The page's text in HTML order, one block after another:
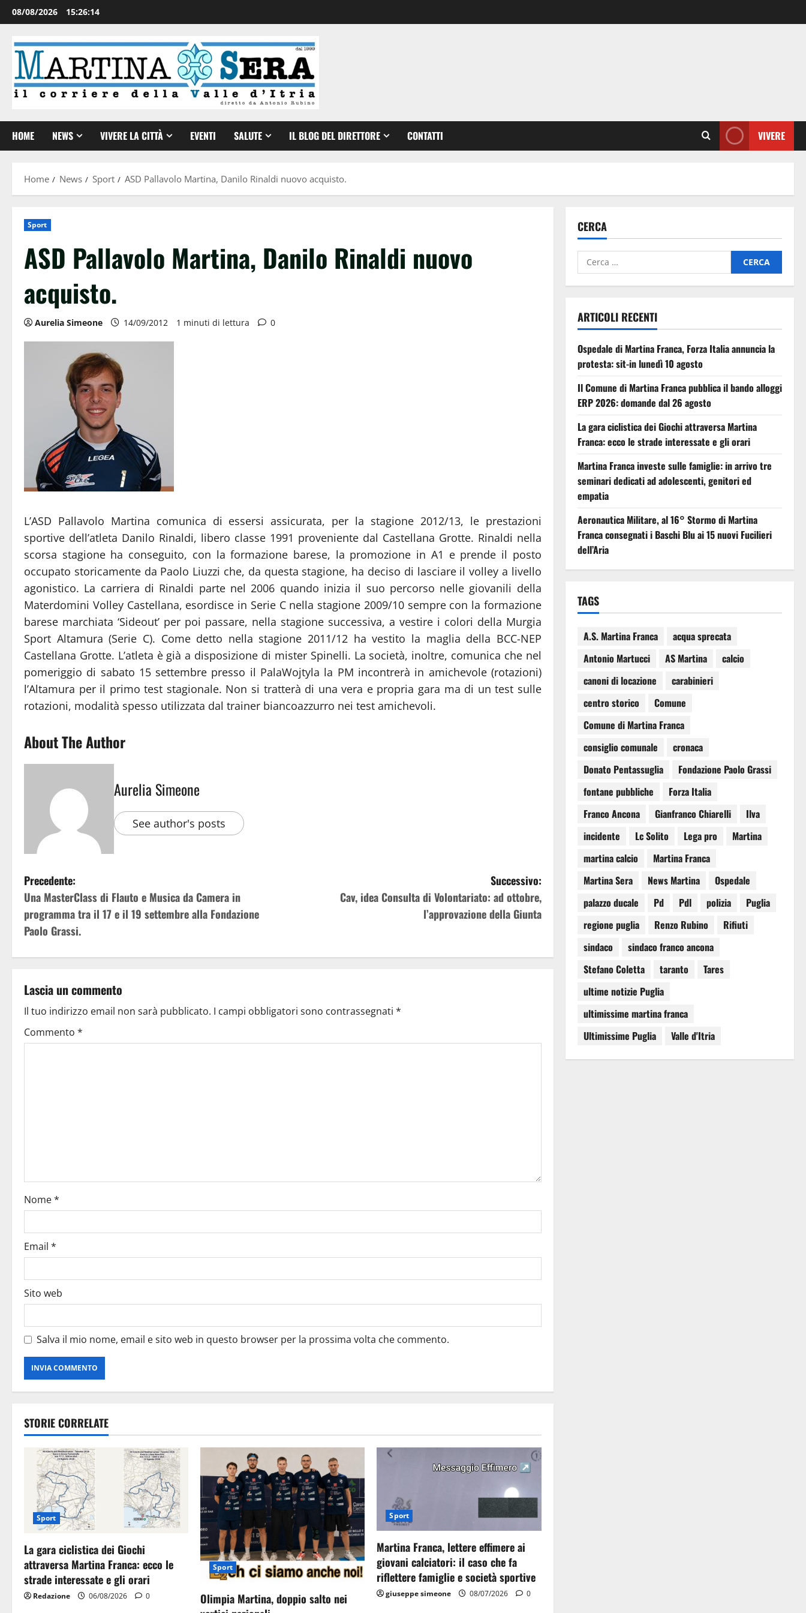
08/08/2026 15:26:15
HOME NEWS VIVERE LA CITTÀ EVENTI SALUTE IL BLOG DEL DIRETTORE CONTATTI VIVERE
Home News Sport ASD Pallavolo Martina, Danilo Rinaldi nuovo acquisto.
Sport
ASD Pallavolo Martina, Danilo Rinaldi nuovo
acquisto.
Aurelia Simeone 14/09/2012 1 minuti di lettura 0
L’ASD Pallavolo Martina comunica di essersi assicurata, per la stagione 2012/13, le prestazioni
sportive dell’atleta Danilo Rinaldi, libero classe 1991 proveniente dal Castellana Grotte. Rinaldi nella
scorsa stagione ha conseguito, con la formazione barese, la promozione in A1 e prende il posto
occupato storicamente da Paolo Liuzzi che, da questa stagione, ha deciso di lasciare il volley a livello
agonistico. La carriera di Rinaldi parte nel 2006 quando inizia il suo percorso nelle giovanili della
Materdomini Volley Castellana, esordisce in Serie C nella stagione 2009/10 sempre con la formazione
barese marchiata ‘Sideout’ per poi passare, nella stagione successiva, a vestire i colori della Murgia
Sport Altamura (Serie C). Come detto nella stagione 2011/12 ha vestito la maglia della BCC-NEP
Castellana Grotte. L’atleta è già a disposizione di mister Spinelli. La società, inoltre, comunica che nel
pomeriggio di sabato 15 settembre presso il PalaWojtyla la PM incontrerà in amichevole (rotazioni)
l’Altamura per il primo test stagionale. Non si tratterà di una vera e propria gara ma di un test sulle
rotazioni, modalità spesso utilizzata dal trainer biancoazzurro nei test amichevoli.
About The Author
Aurelia Simeone
See author's posts
Precedente:
Una MasterClass di Flauto e Musica da Camera in
programma tra il 17 e il 19 settembre alla Fondazione
Paolo Grassi.
Successivo:
Cav, idea Consulta di Volontariato: ad ottobre,
l’approvazione della Giunta
Lascia un commento
Il tuo indirizzo email non sarà pubblicato. I campi obbligatori sono contrassegnati *
Commento *
Nome*
Email *
Sito web
Salva il mio nome, email e sito web in questo browser per la prossima volta che commento.
STORIE CORRELATE
Sport
La gara ciclistica dei Giochi
attraversa Martina Franca: ecco le
strade interessate e gli orari
Redazione 06/08/2026 0
Sport
Olimpia Martina, doppio salto nei
Sport
Martina Franca, lettere effimere ai
giovani calciatori: il caso che fa
riflettere famiglie e società sportive
giuseppe simeone 08/07/2026 0
CERCA
ARTICOLI RECENTI
Ospedale di Martina Franca, Forza Italia annuncia la
protesta: sit-in lunedì 10 agosto
Il Comune di Martina Franca pubblica il bando alloggi
ERP 2026: domande dal 26 agosto
La gara ciclistica dei Giochi attraversa Martina
Franca: ecco le strade interessate e gli orari
Martina Franca investe sulle famiglie: in arrivo tre
seminari dedicati ad adolescenti, genitori ed
empatia
Aeronautica Militare, al 16° Stormo di Martina
Franca consegnati i Baschi Blu ai 15 nuovi Fucilieri
dell’Aria
TAGS
A.S. Martina Franca
acqua sprecata
Antonio Martucci
AS Martina
calcio
canoni di locazione
carabinieri
centro storico
Comune
Comune di Martina Franca
consiglio comunale
cronaca
Donato Pentassuglia
Fondazione Paolo Grassi
fontane pubbliche
Forza Italia
Franco Ancona
Gianfranco Chiarelli
Ilva
incidente
Lc Solito Lega pro
Martina
martina calcio
Martina Franca
Martina Sera
News Martina
Ospedale
palazzo ducale
Pd Pdl polizia
Puglia
regione puglia
Renzo Rubino
Rifiuti
sindaco
sindaco franco ancona
Stefano Coletta
taranto
Tares
ultime notizie Puglia
ultimissime martina franca
Ultimissime Puglia
Valle d'Itria